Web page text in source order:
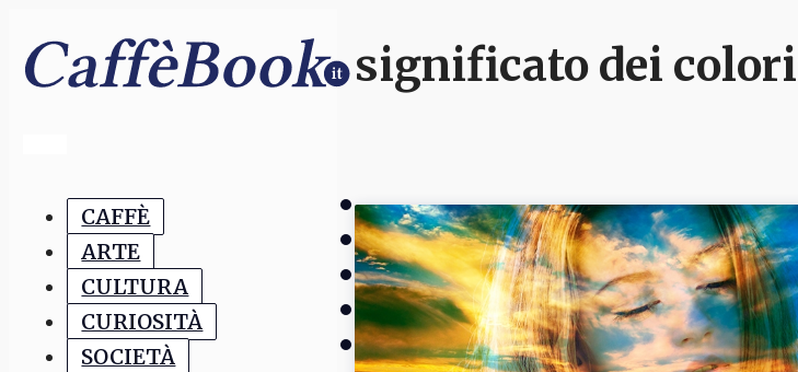
CAFFÈ
ARTE
CULTURA
CURIOSITÀ
SOCIETÀ
significato dei colori